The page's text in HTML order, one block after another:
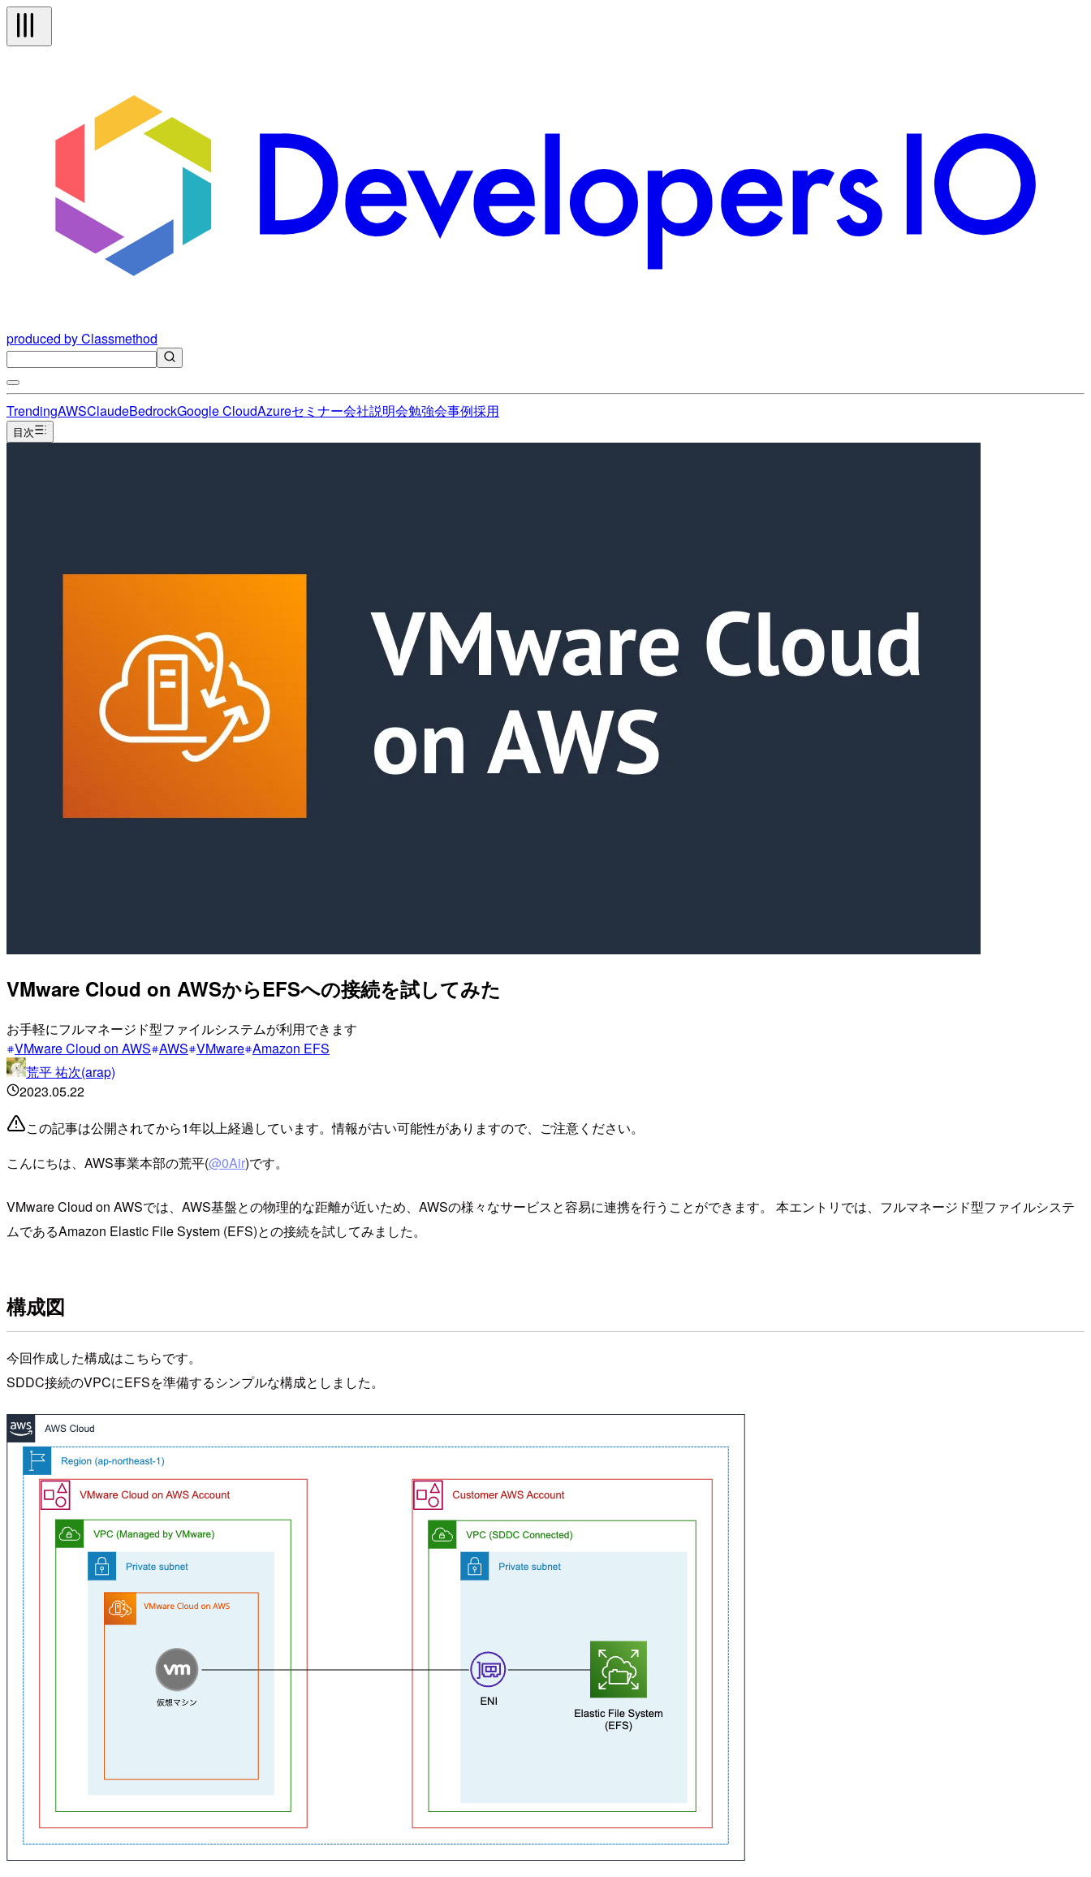
produced by Classmethod
TrendingAWSClaudeBedrockGoogle CloudAzureセミナー会社説明会勉強会事例採用
目次
VMware Cloud on AWSからEFSへの接続を試してみた
お手軽にフルマネージド型ファイルシステムが利用できます
VMware Cloud on AWS AWS VMware Amazon EFS
荒平 祐次(arap)
2023.05.22
この記事は公開されてから1年以上経過しています。情報が古い可能性がありますので、ご注意ください。
こんにちは、AWS事業本部の荒平(@0Air)です。
VMware Cloud on AWSでは、AWS基盤との物理的な距離が近いため、AWSの様々なサービスと容易に連携を行うことができます。 本エントリでは、フルマネージド型ファイルシステ
ムであるAmazon Elastic File System (EFS)との接続を試してみました。
構成図
今回作成した構成はこちらです。
SDDC接続のVPCにEFSを準備するシンプルな構成としました。